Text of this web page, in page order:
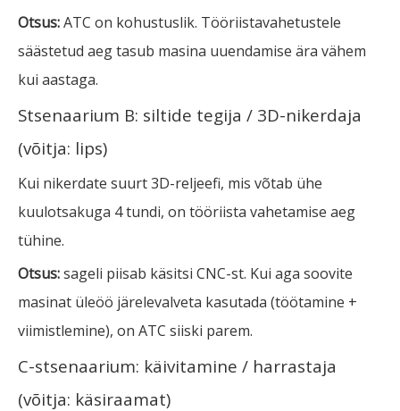
Otsus:ATC on kohustuslik. Tööriistavahetustele
säästetud aeg tasub masina uuendamise ära vähem
kui aastaga.
Stsenaarium B: siltide tegija / 3D-nikerdaja
(võitja: lips)
Kui nikerdate suurt 3D-reljeefi, mis võtab ühe
kuulotsakuga 4 tundi, on tööriista vahetamise aeg
tühine.
Otsus:sageli piisab käsitsi CNC-st. Kui aga soovite
masinat üleöö järelevalveta kasutada (töötamine +
viimistlemine), on ATC siiski parem.
C-stsenaarium: käivitamine / harrastaja
(võitja: käsiraamat)